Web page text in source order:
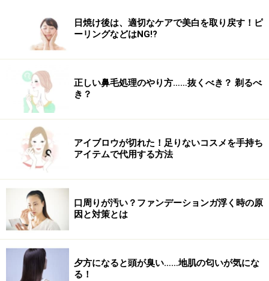
日焼け後は、適切なケアで美白を取り戻す！ピ
ーリングなどはNG!?
正しい鼻毛処理のやり方……抜くべき？ 剃るべ
き？
アイブロウが切れた！足りないコスメを手持ち
アイテムで代用する方法
口周りが汚い？ファンデーションガ浮く時の原
因と対策とは
夕方になると頭が臭い……地肌の匂いが気にな
る！